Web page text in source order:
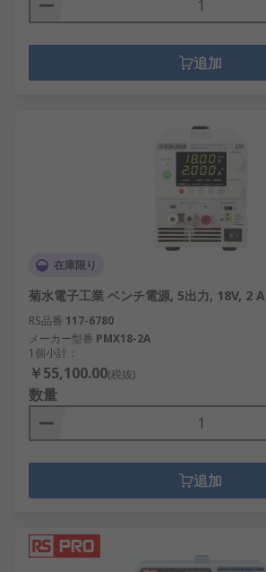
追加
在庫限り
菊水電子工業 ベンチ電源, 5出力, 18V, 2 A
RS品番 117-6780
メーカー型番 PMX18-2A
1個小計：
￥55,100.00(税抜)
数量
追加